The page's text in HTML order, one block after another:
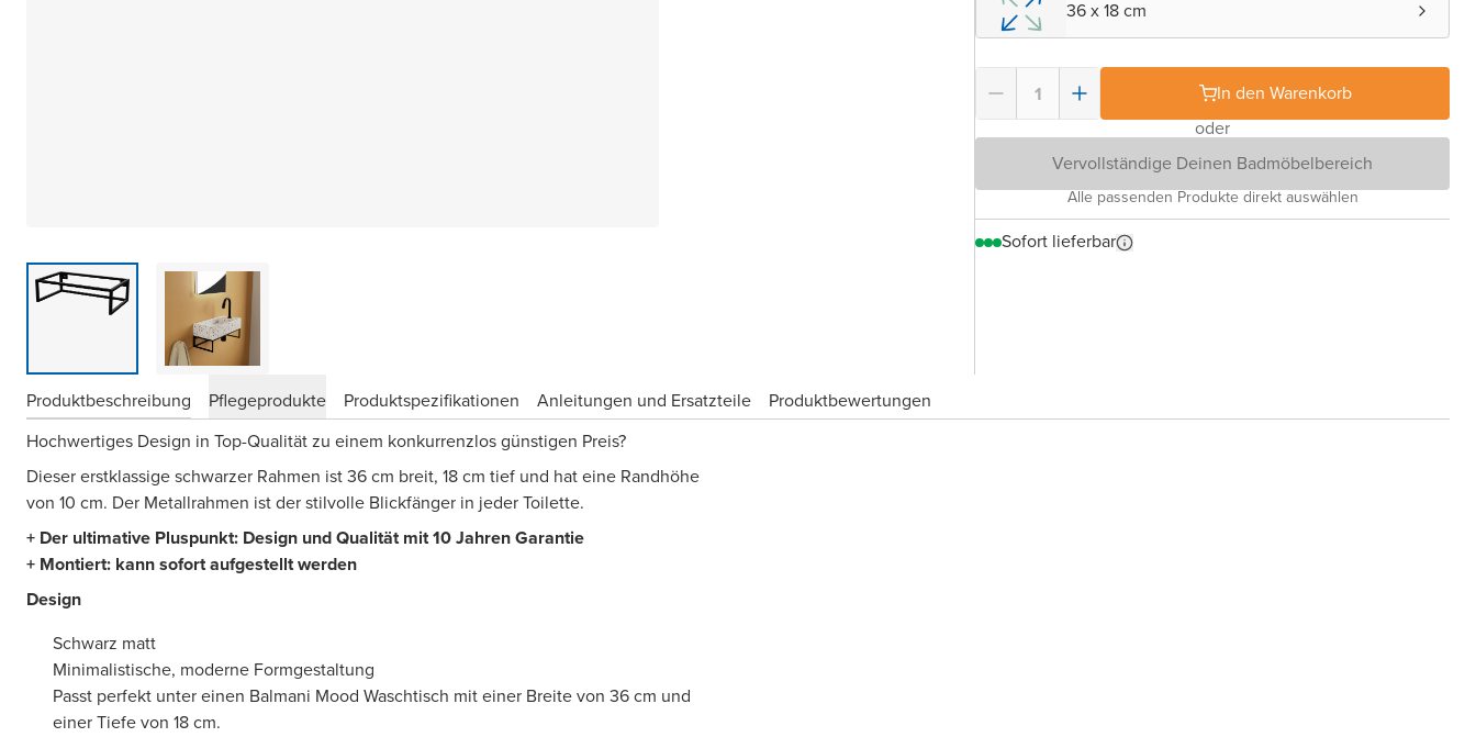
36 x 18 cm
In den Warenkorb
oder
Vervollständige Deinen Badmöbelbereich
Alle passenden Produkte direkt auswählen
Sofort lieferbar
Produktbeschreibung Pflegeprodukte Produktspezifikationen Anleitungen und Ersatzteile
Produktbewertungen
Hochwertiges Design in Top-Qualität zu einem konkurrenzlos günstigen Preis?
Dieser erstklassige schwarzer Rahmen ist 36 cm breit, 18 cm tief und hat eine Randhöhe
von 10 cm. Der Metallrahmen ist der stilvolle Blickfänger in jeder Toilette.
+ Der ultimative Pluspunkt: Design und Qualität mit 10 Jahren Garantie
+ Montiert: kann sofort aufgestellt werden
Design
Schwarz matt
Minimalistische, moderne Formgestaltung
Passt perfekt unter einen Balmani Mood Waschtisch mit einer Breite von 36 cm und
einer Tiefe von 18 cm.